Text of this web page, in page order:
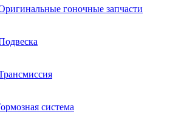
гоночные запчасти
система